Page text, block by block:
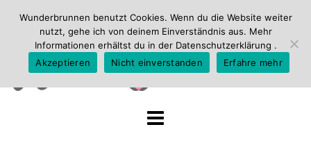
Wunderbrunnen benutzt Cookies. Wenn du die Website weiter
nutzt, gehe ich von deinem Einverständnis aus. Mehr
Informationen erhältst du in der Datenschutzerklärung .
Akzeptieren
Nicht einverstanden Erfahre mehr